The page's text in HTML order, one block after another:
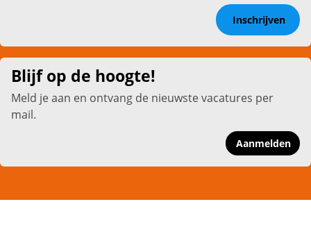
Inschrijven
Blijf op de hoogte!
Meld je aan en ontvang de nieuwste vacatures per
mail.
Aanmelden